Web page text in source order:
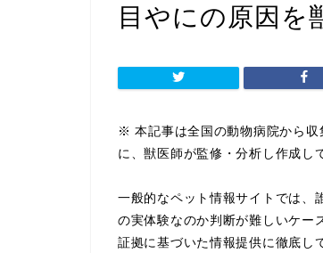
目やにの原因を
※ 本記事は全国の動物病院から収
に、獣医師が監修・分析し作成し
一般的なペット情報サイトでは、
の実体験なのか判断が難しいケー
証拠に基づいた情報提供に徹底し